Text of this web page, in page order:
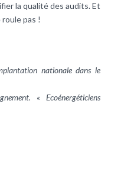
la qualité des audits. Et
pas !
nationale dans le
« Ecoénergéticiens